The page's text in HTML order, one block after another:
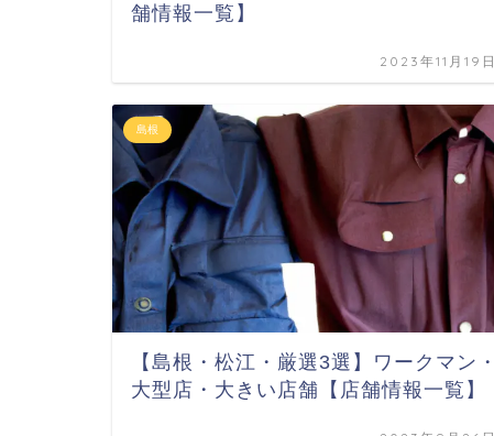
舗情報一覧】
2023年11月19日
島根
【島根・松江・厳選3選】ワークマン・
大型店・大きい店舗【店舗情報一覧】